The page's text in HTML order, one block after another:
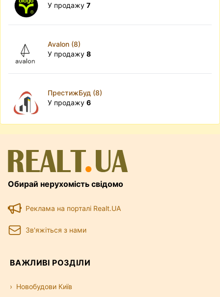
У продажу 7
Avalon (8)
У продажу 8
ПрестижБуд (8)
У продажу 6
Обирай нерухомість свідомо
Реклама на порталі Realt.UA
Зв'яжіться з нами
ВАЖЛИВІ РОЗДІЛИ
Новобудови Київ